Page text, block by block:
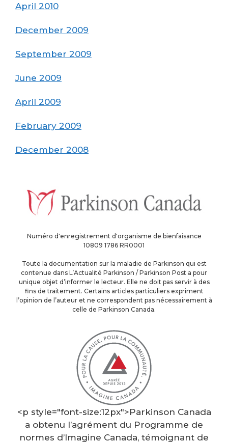
April 2010
December 2009
September 2009
June 2009
April 2009
February 2009
December 2008
Numéro d'enregistrement d'organisme de bienfaisance
10809 1786 RR0001
Toute la documentation sur la maladie de Parkinson qui est
contenue dans L’Actualité Parkinson / Parkinson Post a pour
unique objet d’informer le lecteur. Elle ne doit pas servir à des
fins de traitement. Certains articles particuliers expriment
l’opinion de l’auteur et ne correspondent pas nécessairement à
celle de Parkinson Canada.
<p style="font-size:12px">Parkinson Canada
a obtenu l’agrément du Programme de
normes d’Imagine Canada, témoignant de